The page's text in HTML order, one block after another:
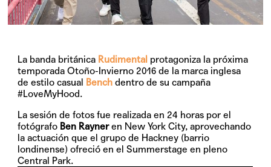
La banda británica Rudimental protagoniza la próxima
temporadaOtoño-Invierno 2016 de la marca inglesa
de estilo casual Bench dentro de su campaña
#LoveMyHood.
La sesión de fotos fue realizada en 24 horas por el
fotógrafo Ben Rayneren New York City, aprovechando
la actuación que el grupo de Hackney (barrio
londinense) ofreció en el Summerstage en pleno
Central Park.